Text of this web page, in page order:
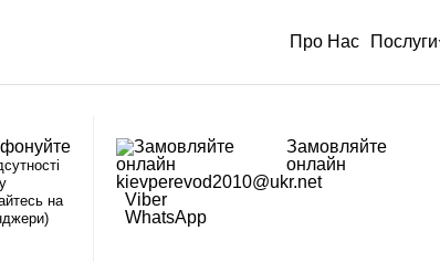
Про Нас Послуги
на
Замовляйте
онлайн
kievperevod2010@ukr.net
Viber
WhatsApp